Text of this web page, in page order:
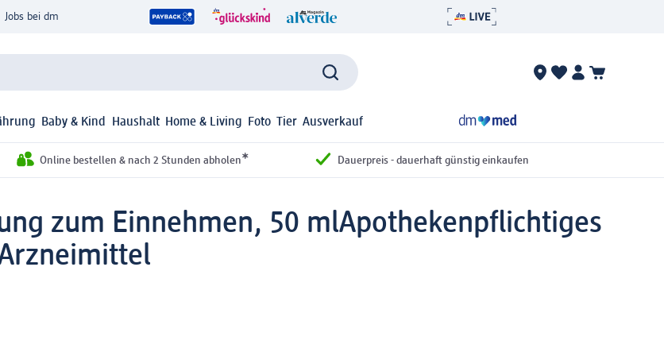
Jobs bei dm
Baby & Kind Haushalt Home & Living Foto Tier Ausverkauf
Online bestellen & nach 2 Stunden abholen* Dauerpreis - dauerhaft günstig einkaufen
zum Einnehmen, 50 mlApothekenpflichtiges